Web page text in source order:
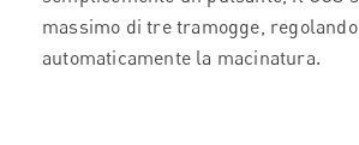
massimo di tre tramogge, regolando
automaticamente la macinatura.